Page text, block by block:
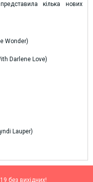
кілька нових
Wonder)
Darlene Love)
Lauper)
без вихідних!